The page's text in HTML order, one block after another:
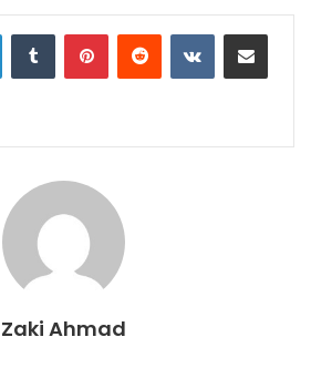
LinkedInTumblr PinterestReddit VKontakteShare via Email
Zaki Ahmad